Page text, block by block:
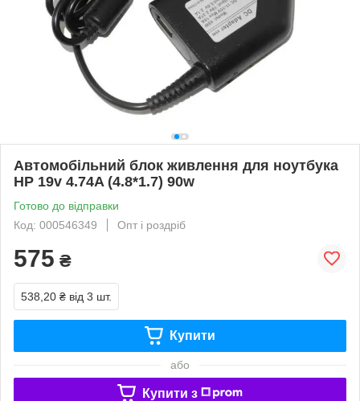
Автомобільний блок живлення для ноутбука
HP 19v 4.74A (4.8*1.7) 90w
Готово до відправки
Код: 000546349
Опт і роздріб
575 ₴
538,20 ₴ від 3 шт.
Купити
або
Купити з